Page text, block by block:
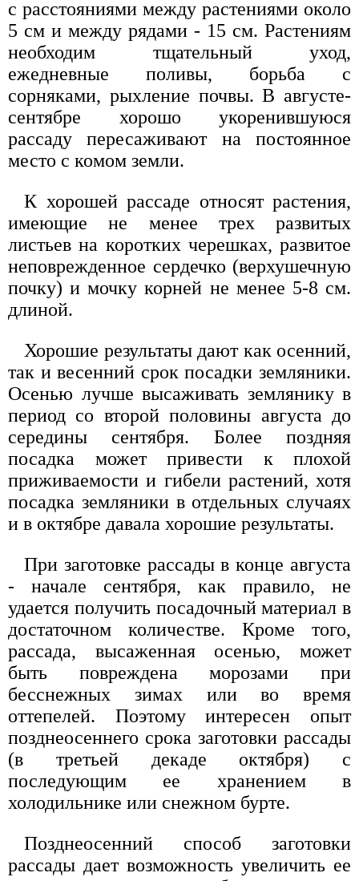
с расстояниями между растениями около
5 см и между рядами - 15 см. Растениям
необходим тщательный уход,
ежедневные поливы, борьба с
сорняками, рыхление почвы. В августе-
сентябре хорошо укоренившуюся
рассаду пересаживают на постоянное
место с комом земли.
К хорошей рассаде относят растения,
имеющие не менее трех развитых
листьев на коротких черешках, развитое
неповрежденное сердечко (верхушечную
почку) и мочку корней не менее 5-8 см.
длиной.
Хорошие результаты дают как осенний,
так и весенний срок посадки земляники.
Осенью лучше высаживать землянику в
период со второй половины августа до
середины сентября. Более поздняя
посадка может привести к плохой
приживаемости и гибели растений, хотя
посадка земляники в отдельных случаях
и в октябре давала хорошие результаты.
При заготовке рассады в конце августа
- начале сентября, как правило, не
удается получить посадочный материал в
достаточном количестве. Кроме того,
рассада, высаженная осенью, может
быть повреждена морозами при
бесснежных зимах или во время
оттепелей. Поэтому интересен опыт
позднеосеннего срока заготовки рассады
(в третьей декаде октября) с
последующим ее хранением в
холодильнике или снежном бурте.
Позднеосенний способ заготовки
рассады дает возможность увеличить ее